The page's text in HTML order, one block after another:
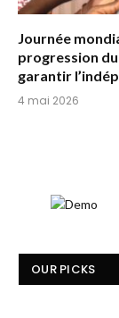
Journée
progression
garantir
4 mai 2026
OUR PICKS